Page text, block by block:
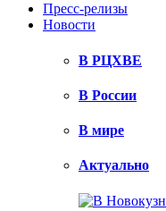
Пресс-релизы
Новости
В РЦХВЕ
В России
В мире
Актуально